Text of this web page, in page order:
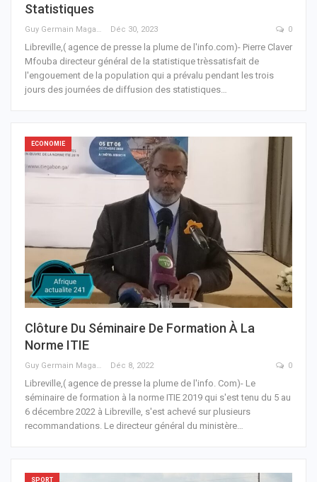
Statistiques
Guy Germain Maganga Nziengui Déc 30, 2023 0
Libreville,( agence de presse la plume de l'info.com)- Pierre Claver
Mfouba directeur général de la statistique trèssatisfait de
l'engouement de la population qui a prévalu pendant les trois
jours des journées de diffusion des statistiques
ECONOMIE
Clôture Du Séminaire De Formation À La
Norme ITIE
Guy Germain Maganga Nziengui Déc 8, 2022 0
Libreville,( agence de presse la plume de l'info. Com)- Le
séminaire de formation à la norme ITIE 2019 qui s'est tenu du 5 au
6 décembre 2022 à Libreville, s'est achevé sur plusieurs
recommandations. Le directeur général du ministère
SPORT